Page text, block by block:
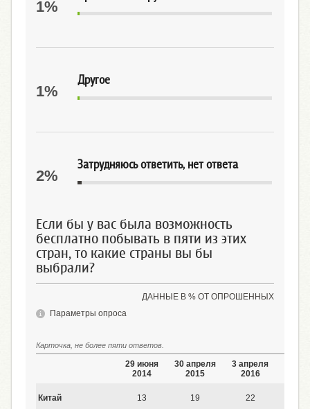
1%
Другое
1%
Затрудняюсь ответить, нет ответа
2%
Если бы у вас была возможность
бесплатно побывать в пяти из этих
стран, то какие страны вы бы
выбрали?
ДАННЫЕ В % ОТ ОПРОШЕННЫХ
Параметры опроса
Карточка, не более пяти ответов.
29 июня
2014
30 апреля
2015
3 апреля
2016
Китай 13 19 22